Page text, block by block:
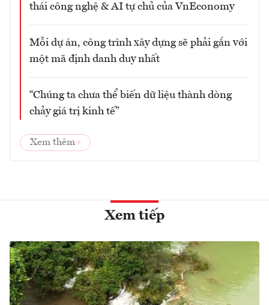
thái công nghệ & AI tự chủ của VnEconomy
Mỗi dự án, công trình xây dựng sẽ phải gắn với
một mã định danh duy nhất
“Chúng ta chưa thể biến dữ liệu thành dòng
chảy giá trị kinh tế”
Xem thêm
Xem tiếp